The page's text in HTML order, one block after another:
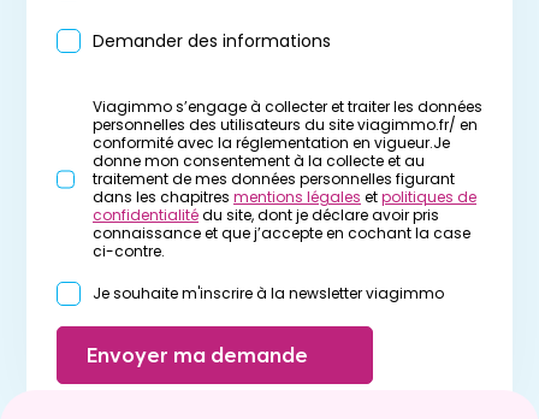
Demander des informations
Viagimmo s’engage à collecter et traiter les données
personnelles des utilisateurs du site viagimmo.fr/ en
conformité avec la réglementation en vigueur.Je
donne mon consentement à la collecte et au
traitement de mes données personnelles figurant
dans les chapitres mentions légales etpolitiques de
confidentialitédu site, dont je déclare avoir pris
connaissance et que j’accepte en cochant la case
ci-contre.
Je souhaite m'inscrire à la newsletter viagimmo
Envoyer ma demande